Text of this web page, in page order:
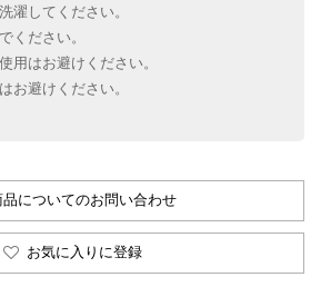
濯してください。
ください。
用はお避けください。
お避けください。
品についてのお問い合わせ
お気に入りに登録